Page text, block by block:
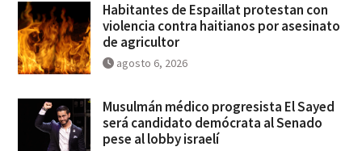
Habitantes de Espaillat protestan con
violencia contra haitianos por asesinato
de agricultor
agosto 6, 2026
Musulmán médico progresista El Sayed
será candidato demócrata al Senado
pese al lobby israelí